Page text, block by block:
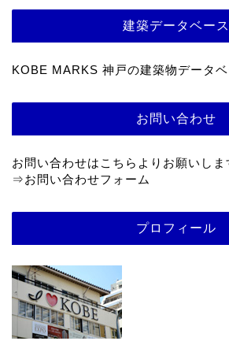
建築データベース
KOBE MARKS 神戸の建築物データベ
お問い合わせ
お問い合わせはこちらよりお願いしま
⇒お問い合わせフォーム
プロフィール